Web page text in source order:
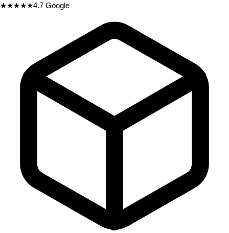
★★★★★4.7 Google